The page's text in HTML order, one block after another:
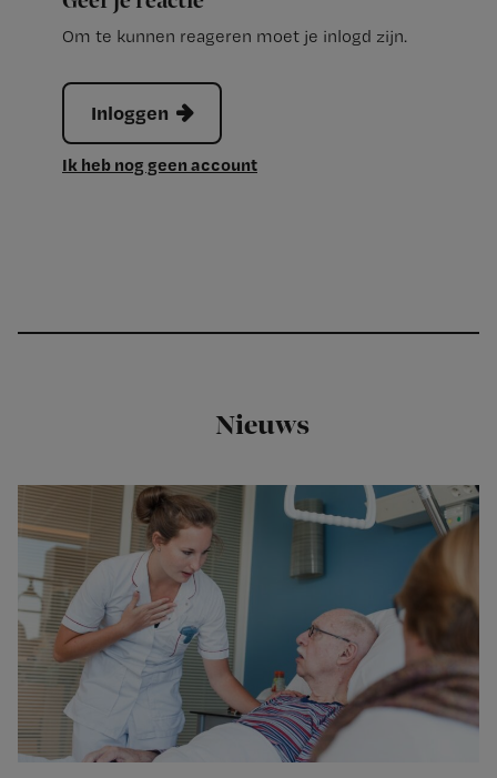
Om te kunnen reageren moet je inlogd zijn.
Inloggen
Ik heb nog geen account
Nieuws